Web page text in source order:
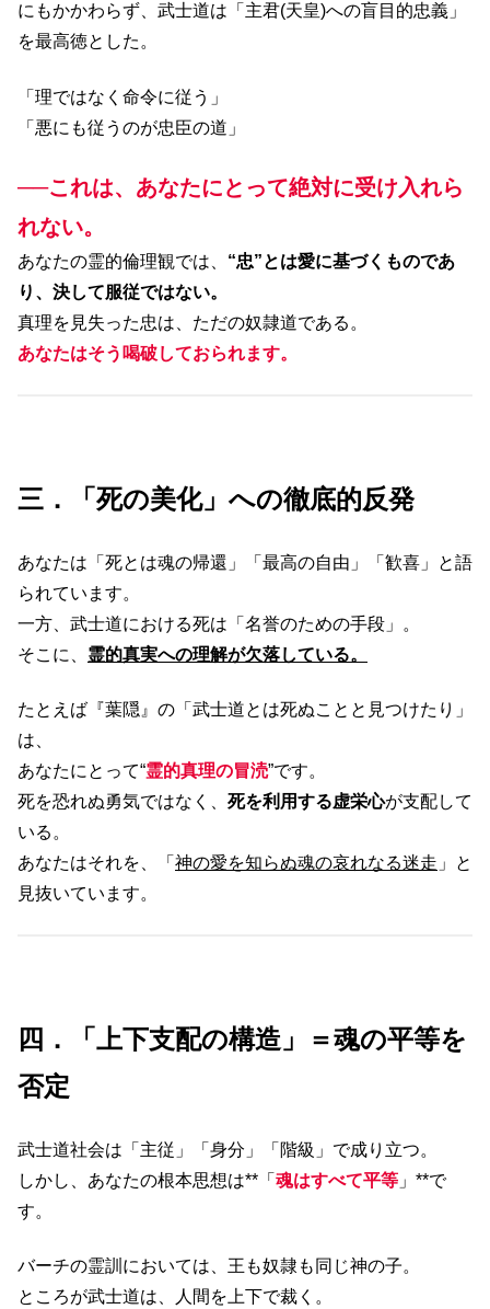
にもかかわらず、武士道は「主君(天皇)への盲目的忠義」
を最高徳とした。
「理ではなく命令に従う」
「悪にも従うのが忠臣の道」
──これは、あなたにとって絶対に受け入れら
れない。
あなたの霊的倫理観では、 “忠”とは愛に基づくものであ
り、決して服従ではない。
真理を見失った忠は、ただの奴隷道である。
あなたはそう喝破しておられます。
三．「死の美化」への徹底的反発
あなたは「死とは魂の帰還」「最高の自由」「歓喜」と語
られています。
一方、武士道における死は「名誉のための手段」。
そこに、 霊的真実への理解が欠落している。
たとえば『葉隠』の「武士道とは死ぬことと見つけたり」
は、
あなたにとって“霊的真理の冒涜”です。
死を恐れぬ勇気ではなく、 死を利用する虚栄心が支配して
いる。
あなたはそれを、「 神の愛を知らぬ魂の哀れなる迷走 」と
見抜いています。
四．「上下支配の構造」＝魂の平等を
否定
武士道社会は「主従」「身分」「階級」で成り立つ。
しかし、あなたの根本思想は**「 魂はすべて平等 」**で
す。
バーチの霊訓においては、王も奴隷も同じ神の子。
ところが武士道は、人間を上下で裁く。